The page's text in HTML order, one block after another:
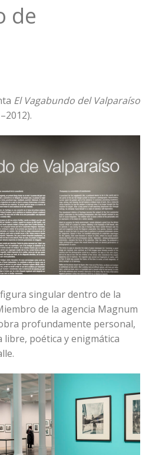
de
El Vagabundo del Valparaíso
singular dentro de la
de la agencia Magnum
profundamente personal,
libre, poética y enigmática